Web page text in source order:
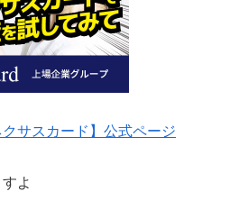
サスカード】公式ページ
よ